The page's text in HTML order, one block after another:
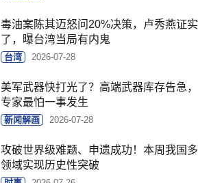
毒油案陈其迈怒问20%决策，卢秀燕证实
了，曝台湾当局有内鬼
台湾 2026-07-28
美军武器快打光了？高端武器库存告急，
专家最怕一事发生
新闻解画 2026-07-28
攻破世界级难题、申遗成功！本周我国多
领域实现历史性突破